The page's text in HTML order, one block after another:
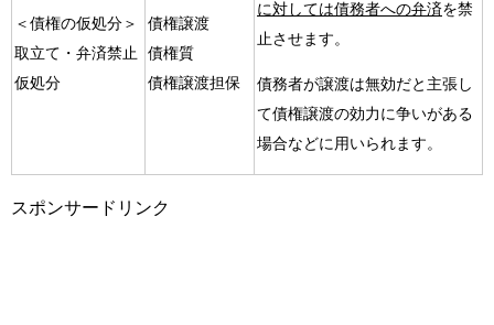
＜債権の仮処分＞
取立て・弁済禁止
仮処分
債権譲渡
債権質
債権譲渡担保
に対しては債務者への弁済を禁
止させます。
債務者が譲渡は無効だと主張し
て債権譲渡の効力に争いがある
場合などに用いられます。
スポンサードリンク